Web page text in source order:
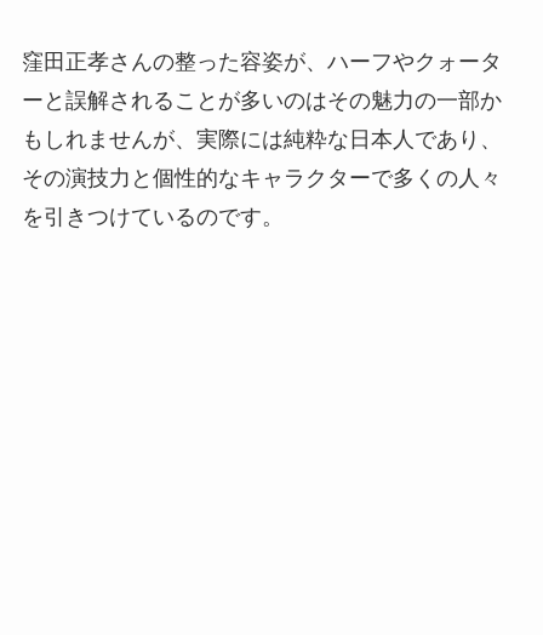
窪田正孝さんの整った容姿が、ハーフやクォータ
ーと誤解されることが多いのはその魅力の一部か
もしれませんが、実際には純粋な日本人であり、
その演技力と個性的なキャラクターで多くの人々
を引きつけているのです。